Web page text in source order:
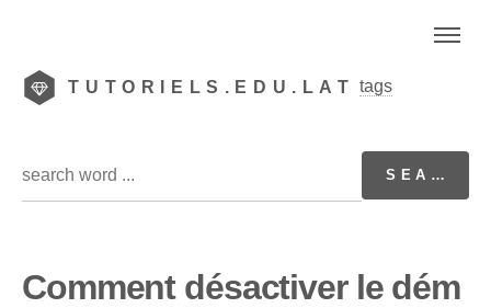
TUTORIELS.EDU.LAT tags
Comment désactiver le dém